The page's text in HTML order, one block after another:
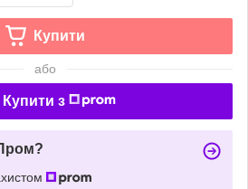
Купити
або
Купити з